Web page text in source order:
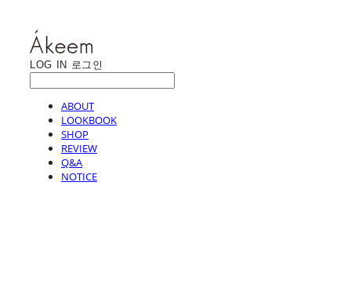
LOG IN 로그인
ABOUT
LOOKBOOK
SHOP
REVIEW
Q&A
NOTICE